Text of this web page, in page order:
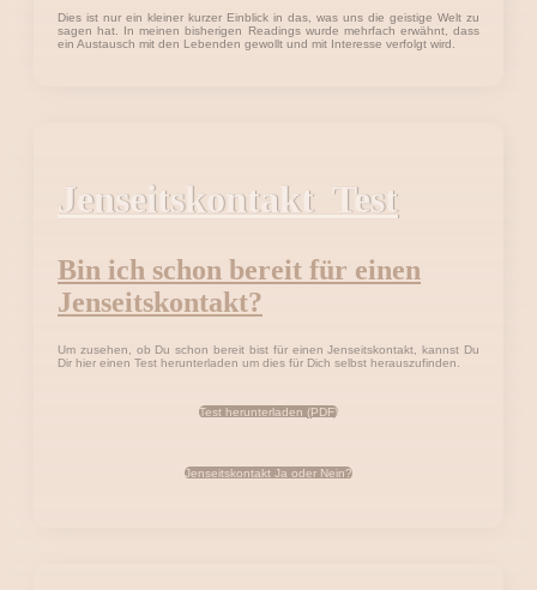
Dies ist nur ein kleiner kurzer Einblick in das, was uns die geistige Welt zu
sagen hat. In meinen bisherigen Readings wurde mehrfach erwähnt, dass
ein Austausch mit den Lebenden gewollt und mit Interesse verfolgt wird.
Jenseitskontakt Test
Bin ich schon bereit für einen
Jenseitskontakt?
Um zusehen, ob Du schon bereit bist für einen Jenseitskontakt, kannst Du
Dir hier einen Test herunterladen um dies für Dich selbst herauszufinden.
Test herunterladen (PDF)
Jenseitskontakt Ja oder Nein?